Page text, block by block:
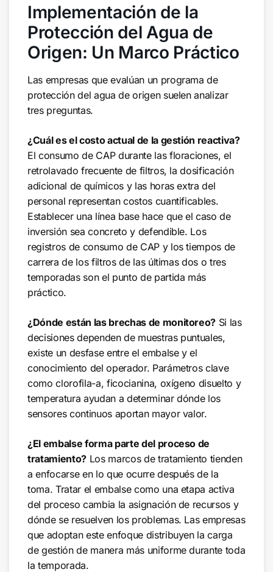
Implementación de la
Protección del Agua de
Origen: Un Marco Práctico
Las empresas que evalúan un programa de
protección del agua de origen suelen analizar
tres preguntas.
¿Cuál es el costo actual de la gestión reactiva?
El consumo de CAP durante las floraciones, el
retrolavado frecuente de filtros, la dosificación
adicional de químicos y las horas extra del
personal representan costos cuantificables.
Establecer una línea base hace que el caso de
inversión sea concreto y defendible. Los
registros de consumo de CAP y los tiempos de
carrera de los filtros de las últimas dos o tres
temporadas son el punto de partida más
práctico.
¿Dónde están las brechas de monitoreo? Si las
decisiones dependen de muestras puntuales,
existe un desfase entre el embalse y el
conocimiento del operador. Parámetros clave
como clorofila-a, ficocianina, oxígeno disuelto y
temperatura ayudan a determinar dónde los
sensores continuos aportan mayor valor.
¿El embalse forma parte del proceso de
tratamiento?Los marcos de tratamiento tienden
a enfocarse en lo que ocurre después de la
toma. Tratar el embalse como una etapa activa
del proceso cambia la asignación de recursos y
dónde se resuelven los problemas. Las empresas
que adoptan este enfoque distribuyen la carga
de gestión de manera más uniforme durante toda
la temporada.